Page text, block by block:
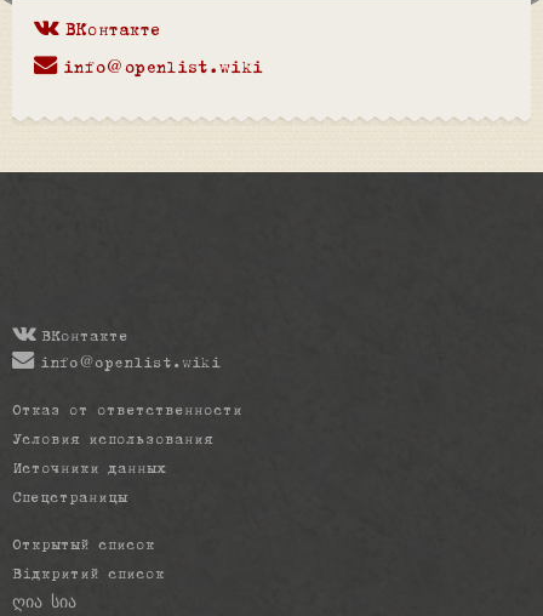
ВКонтакте
info@openlist.wiki
ВКонтакте
info@openlist.wiki
Отказ от ответственности
Условия использования
Источники данных
Спецстраницы
Открытый список
Відкритий список
ღია სია